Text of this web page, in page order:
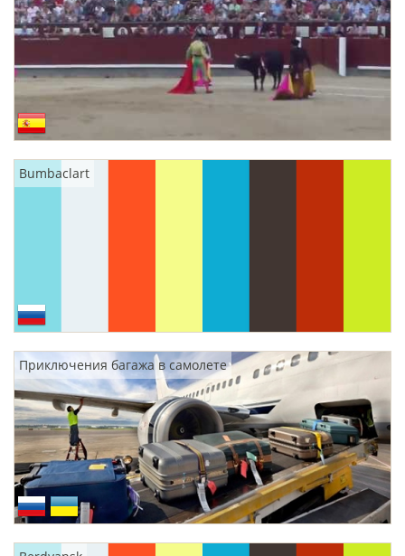
Bumbaclart
Приключения багажа в самолете